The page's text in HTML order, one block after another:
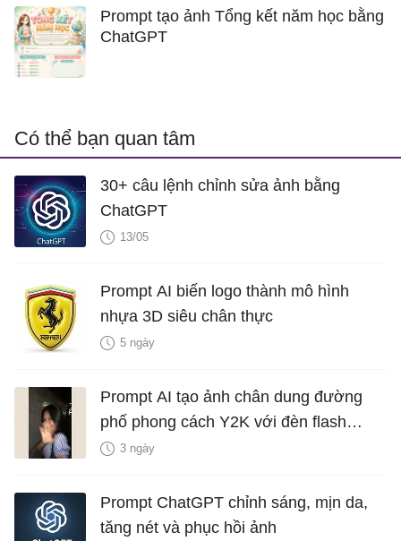
Prompt tạo ảnh Tổng kết năm học bằng
ChatGPT
Có thể bạn quan tâm
30+ câu lệnh chỉnh sửa ảnh bằng
ChatGPT
13/05
Prompt AI biến logo thành mô hình
nhựa 3D siêu chân thực
5 ngày
Prompt AI tạo ảnh chân dung đường
phố phong cách Y2K với đèn flash
iPhone
3 ngày
Prompt ChatGPT chỉnh sáng, mịn da,
tăng nét và phục hồi ảnh